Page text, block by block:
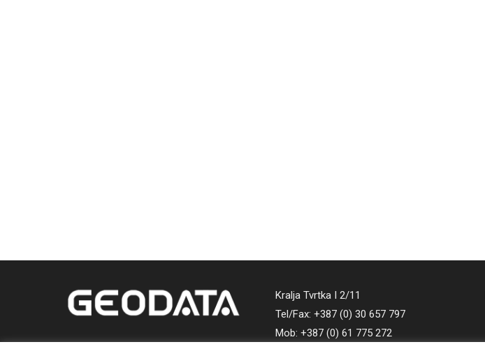
Kralja Tvrtka I 2/11
Tel/Fax: +387 (0) 30 657 797
Mob: +387 (0) 61 775 272